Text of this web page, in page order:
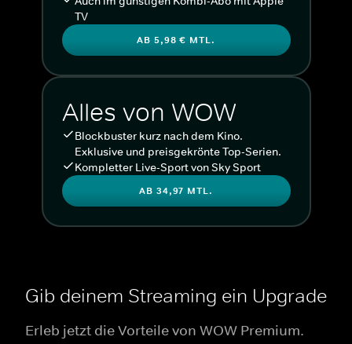
TV
AB 5,98 € MTL.
Alles von WOW
Blockbuster kurz nach dem Kino.
Exklusive und preisgekrönte Top-Serien.
Kompletter Live-Sport von Sky Sport
AB 34,97 MTL.
Gib deinem Streaming ein Upgrade
Erleb jetzt die Vorteile von WOW Premium.